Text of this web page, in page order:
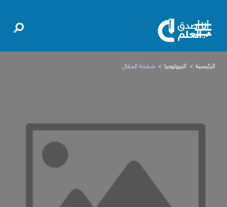
الرئيسية البيولوجيا صفحة المقال